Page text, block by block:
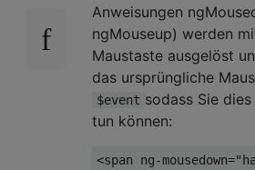
Anweisungen
ngMouseup) werden
Maustaste ausgelöst
das ursprüngliche
$event sodass Sie
tun können:
<span ng-mousedown=